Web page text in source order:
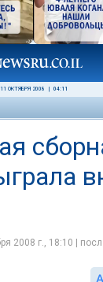
11 ОКТЯБРЯ 2008 04:11
2008 г., 18:10 |